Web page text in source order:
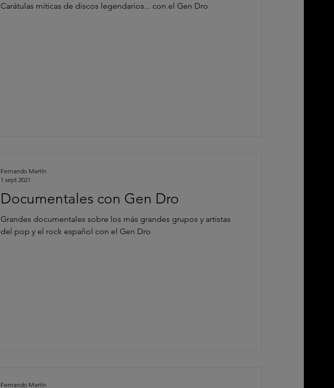
Carátulas míticas de discos legendarios... con el Gen Dro
Documentales con Gen Dro
Grandes documentales sobre los más grandes grupos y artistas
del pop y el rock español con el Gen Dro
Fernando Martín
1 sept 2021
Fernando Martín